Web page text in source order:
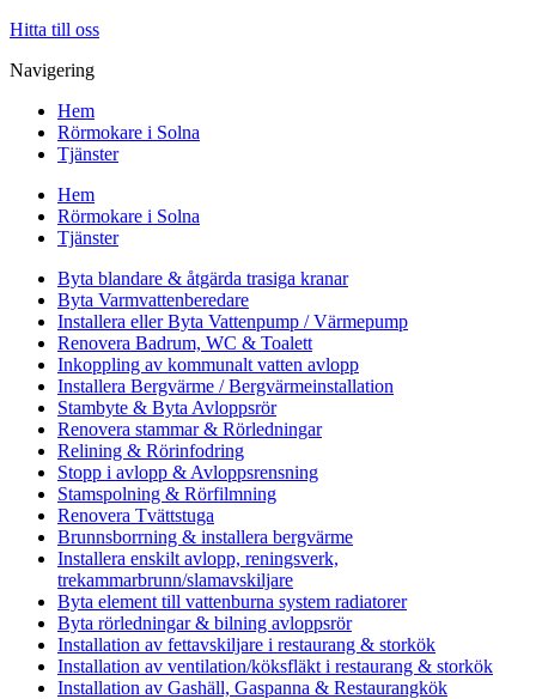
Hitta till oss
Navigering
Hem
Rörmokare i Solna
Tjänster
Hem
Rörmokare i Solna
Tjänster
Byta blandare & åtgärda trasiga kranar
Byta Varmvattenberedare
Installera eller Byta Vattenpump / Värmepump
Renovera Badrum, WC & Toalett
Inkoppling av kommunalt vatten avlopp
Installera Bergvärme / Bergvärmeinstallation
Stambyte & Byta Avloppsrör
Renovera stammar & Rörledningar
Relining & Rörinfodring
Stopp i avlopp & Avloppsrensning
Stamspolning & Rörfilmning
Renovera Tvättstuga
Brunnsborrning & installera bergvärme
Installera enskilt avlopp, reningsverk,
trekammarbrunn/slamavskiljare
Byta element till vattenburna system radiatorer
Byta rörledningar & bilning avloppsrör
Installation av fettavskiljare i restaurang & storkök
Installation av ventilation/köksfläkt i restaurang & storkök
Installation av Gashäll, Gaspanna & Restaurangkök